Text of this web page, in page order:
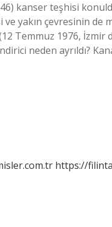
kanser teşhisi
yakın çevresinin de
Temmuz 1976,
neden ayrıldı?
https://